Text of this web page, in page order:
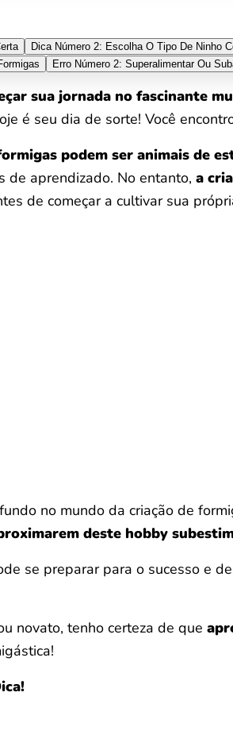
Dica Número 2: Escolha O Tipo De Ninho
Erro Número 2: Superalimentar Ou
sua jornada no fascinante
é seu dia de sorte! Você
podem ser animais de
de aprendizado. No entanto, a
de começar a cultivar sua
no mundo da criação de
deste hobby
se preparar para o sucesso e
novato, tenho certeza de que